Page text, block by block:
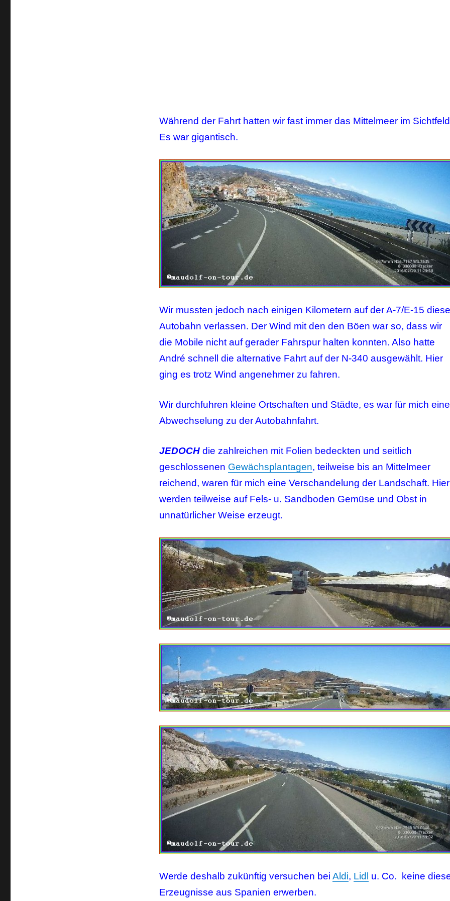
Während der Fahrt hatten wir fast immer das Mittelmeer im
Es war gigantisch.
Wir mussten jedoch nach einigen Kilometern auf der A-7/E-15 diese
Autobahn verlassen. Der Wind mit den den Böen war so, dass wir
die Mobile nicht auf gerader Fahrspur halten konnten. Also hatte
André schnell die alternative Fahrt auf der N-340 ausgewählt. Hier
ging es trotz Wind angenehmer zu fahren.
Wir durchfuhren kleine Ortschaften und Städte, es war für mich eine
Abwechselung zu der Autobahnfahrt.
JEDOCHdie zahlreichen mit Folien bedeckten und seitlich
geschlossenen Gewächsplantagen, teilweise bis an Mittelmeer
reichend, waren für mich eine Verschandelung der Landschaft. Hier
werden teilweise auf Fels- u. Sandboden Gemüse und Obst in
unnatürlicher Weise erzeugt.
Werde deshalb zukünftig versuchen bei Aldi, Lidl u. Co. keine
Erzeugnisse aus Spanien erwerben.